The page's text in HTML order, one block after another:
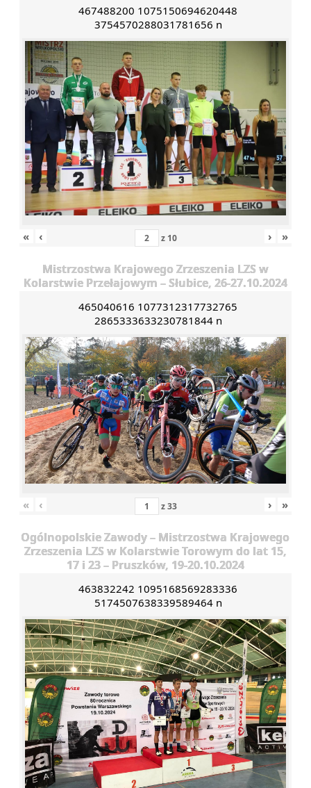
467488200 1075150694620448
3754570288031781656 n
« ‹ z 10 › »
Mistrzostwa Krajowego Zrzeszenia LZS w
Kolarstwie Przełajowym – Słubice, 26-27.10.2024
465040616 1077312317732765
2865333633230781844 n
« ‹ z33 › »
Ogólnopolskie Zawody – Mistrzostwa Krajowego
Zrzeszenia LZS w Kolarstwie Torowym do lat 15,
17 i 23 – Pruszków, 19-20.10.2024
463832242 1095168569283336
5174507638339589464 n